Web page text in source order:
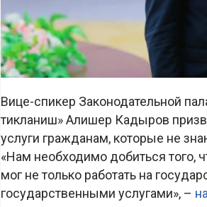
Вице-спикер Законодательной
тикланиш» Алишер Кадыров
услуги гражданам, которые не
«Нам необходимо добиться того,
мог не только работать на
государственными услугами», –